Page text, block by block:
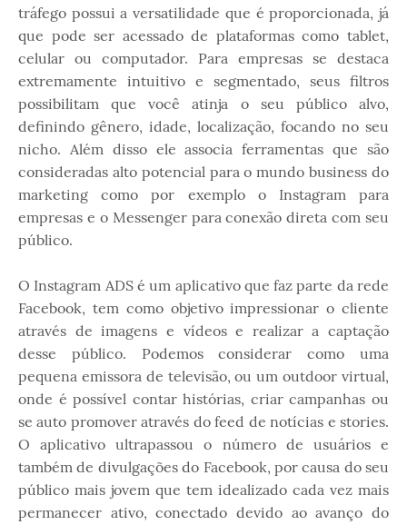
tráfego possui a versatilidade que é proporcionada, já
que pode ser acessado de plataformas como tablet,
celular ou computador. Para empresas se destaca
extremamente intuitivo e segmentado, seus filtros
possibilitam que você atinja o seu público alvo,
definindo gênero, idade, localização, focando no seu
nicho. Além disso ele associa ferramentas que são
consideradas alto potencial para o mundo business do
marketing como por exemplo o Instagram para
empresas e o Messenger para conexão direta com seu
público.
O Instagram ADS é um aplicativo que faz parte da rede
Facebook, tem como objetivo impressionar o cliente
através de imagens e vídeos e realizar a captação
desse público. Podemos considerar como uma
pequena emissora de televisão, ou um outdoor virtual,
onde é possível contar histórias, criar campanhas ou
se auto promover através do feed de notícias e stories.
O aplicativo ultrapassou o número de usuários e
também de divulgações do Facebook, por causa do seu
público mais jovem que tem idealizado cada vez mais
permanecer ativo, conectado devido ao avanço do